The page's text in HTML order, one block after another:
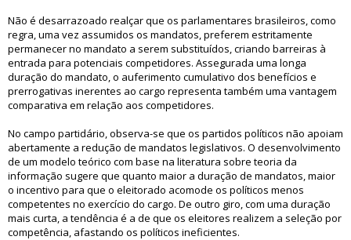
Não é desarrazoado realçar que os parlamentares brasileiros, como
regra, uma vez assumidos os mandatos, preferem estritamente
permanecer no mandato a serem substituídos, criando barreiras à
entrada para potenciais competidores. Assegurada uma longa
duração do mandato, o auferimento cumulativo dos benefícios e
prerrogativas inerentes ao cargo representa também uma vantagem
comparativa em relação aos competidores.
No campo partidário, observa-se que os partidos políticos não apoiam
abertamente a redução de mandatos legislativos. O desenvolvimento
de um modelo teórico com base na literatura sobre teoria da
informação sugere que quanto maior a duração de mandatos, maior
o incentivo para que o eleitorado acomode os políticos menos
competentes no exercício do cargo. De outro giro, com uma duração
mais curta, a tendência é a de que os eleitores realizem a seleção por
competência, afastando os políticos ineficientes.